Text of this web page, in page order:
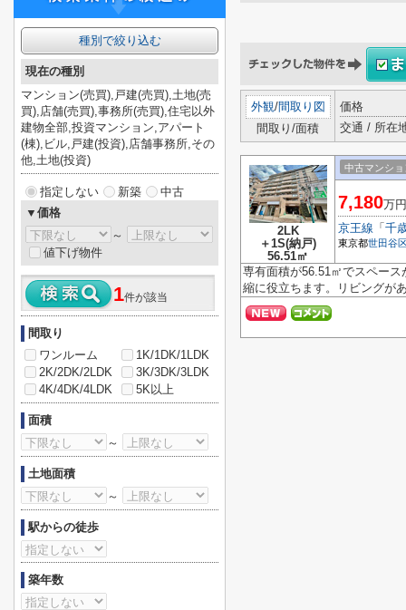
外観/間取り図
間取り/面積
価格
交通 / 所在
2LK
＋1S(納戸)
56.51㎡
中古マンショ
7,180万円
京王線 「 千
東京都世田谷
専有面積が56.51㎡でスペー
縮に役立ちます。リビングが
種別で絞り込む
現在の種別
マンション(売買),戸建(売買),土地(売
買),店舗(売買),事務所(売買),住宅以外
建物全部,投資マンション,アパート
(棟),ビル,戸建(投資),店舗事務所,その
他,土地(投資)
指定しない 新築
中古
▼価格
～
値下げ物件
1件が該当
間取り
ワンルーム
1K/1DK/1LDK
2K/2DK/2LDK
3K/3DK/3LDK
4K/4DK/4LDK
5K以上
面積
～
土地面積
～
駅からの徒歩
築年数